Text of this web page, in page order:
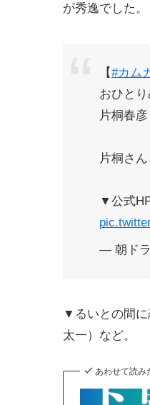
が秀逸でした。
【#カム
おひと
片桐春
片桐さ
▼公式
— 朝ドラ
▼るいとの間に
太一）など。
あわせて読み